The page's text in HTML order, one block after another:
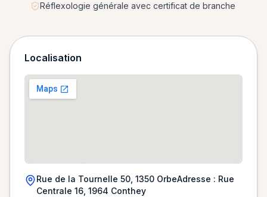
Réflexologie générale avec certificat de branche
Localisation
Chargement de la carte…
Rue de la Tournelle 50, 1350 OrbeAdresse : Rue
Centrale 16, 1964 Conthey